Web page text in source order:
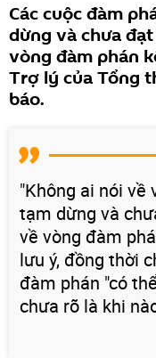
Các cuộc đàm
dừng và chưa
vòng đàm phán
Trợ lý của Tổng
báo.
"Không ai nói về
tạm dừng và
về vòng đàm
lưu ý, đồng thời
đàm phán "có
chưa rõ là khi